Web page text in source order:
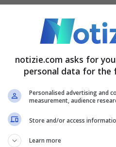
episodio si è
città più grande dell’
con la propria
.
stati i media americani.
, ha confermato che il
era armato di fucile ed è
notizie.com asks for
personal data for the
Personalised advertising and
measurement, audience
Store and/or access
Learn more